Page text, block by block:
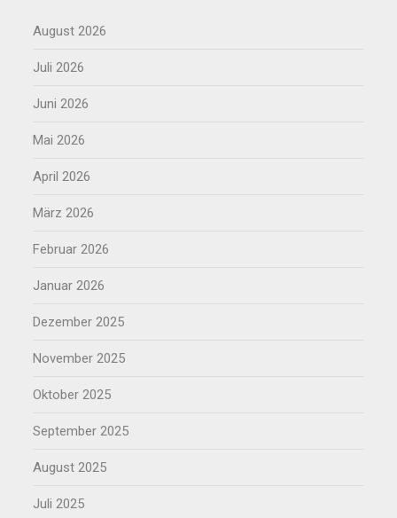
August 2026
Juli 2026
Juni 2026
Mai 2026
April 2026
März 2026
Februar 2026
Januar 2026
Dezember 2025
November 2025
Oktober 2025
September 2025
August 2025
Juli 2025